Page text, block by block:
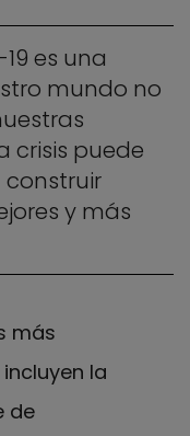
es una
mundo no
crisis puede
y más
más
la
de